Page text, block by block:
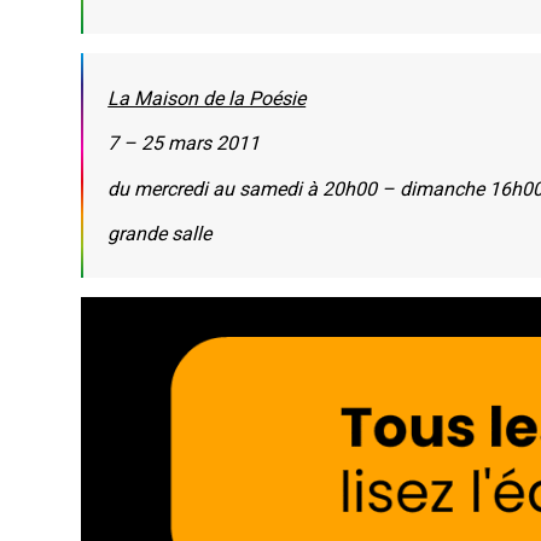
La Maison de la Poésie
7 – 25 mars 2011
du mercredi au samedi à 20h00 – dimanche
grande salle